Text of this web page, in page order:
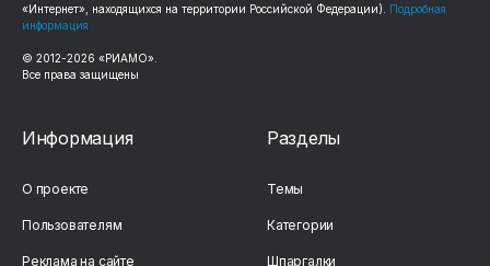
«Интернет», находящихся на территории Российской Федерации). Подробная
информация
© 2012-2026 «РИАМО».
Все права защищены
Информация
О проекте
Пользователям
Реклама на сайте
Разделы
Темы
Категории
Шпаргалки